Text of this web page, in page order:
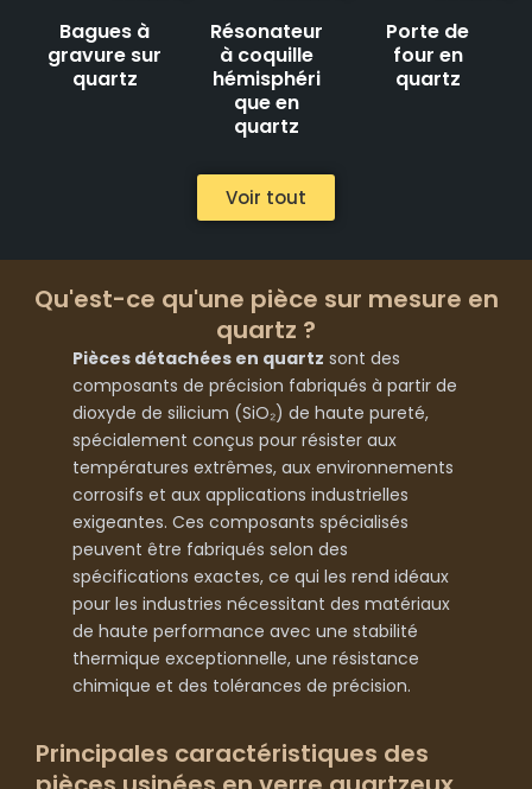
Bagues à
gravure sur
quartz
Résonateur
à coquille
hémisphéri
que en
quartz
Porte de
four en
quartz
Voir tout
Qu'est-ce qu'une pièce sur mesure en
quartz ?
Pièces détachées en quartz sont des
composants de précision fabriqués à partir de
dioxyde de silicium (SiO₂) de haute pureté,
spécialement conçus pour résister aux
températures extrêmes, aux environnements
corrosifs et aux applications industrielles
exigeantes. Ces composants spécialisés
peuvent être fabriqués selon des
spécifications exactes, ce qui les rend idéaux
pour les industries nécessitant des matériaux
de haute performance avec une stabilité
thermique exceptionnelle, une résistance
chimique et des tolérances de précision.
Principales caractéristiques des